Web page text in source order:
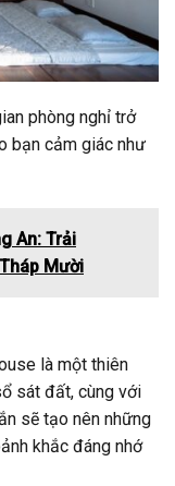
phòng nghỉ trở
bạn cảm giác như
An: Trải
Mười
là một thiên
sát đất, cùng với
sẽ tạo nên những
khắc đáng nhớ